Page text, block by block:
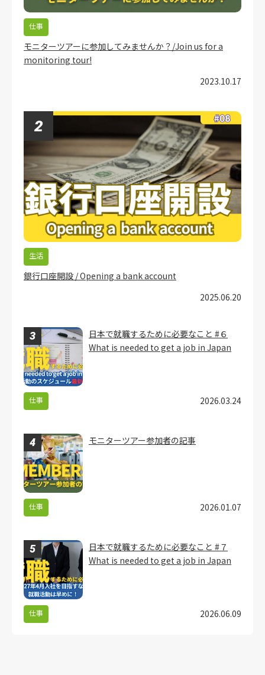
仕事
モニターツアーに参加してみませんか？/Join us for a
monitoring tour!
2023.10.17
生活
銀行口座開設 / Opening a bank account
2025.06.20
仕事
日本で就職するために必要なこと #６
What is needed to get a job in Japan
2026.03.24
仕事
モニターツアー参加者の記事
2026.01.07
仕事
日本で就職するために必要なこと #７
What is needed to get a job in Japan
2026.06.09